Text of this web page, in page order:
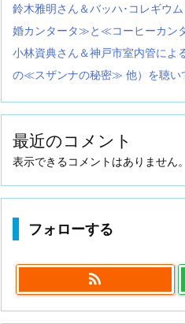
鈴木雅明さん＆バッハ･コレギウ
婚カンタータ≫と≪コーヒーカン
小林資典さん＆神戸市室内管によ
の≪スザンナの秘密≫ 他）を聴い
最近のコメント
表示できるコメントはありません。
フォローする
